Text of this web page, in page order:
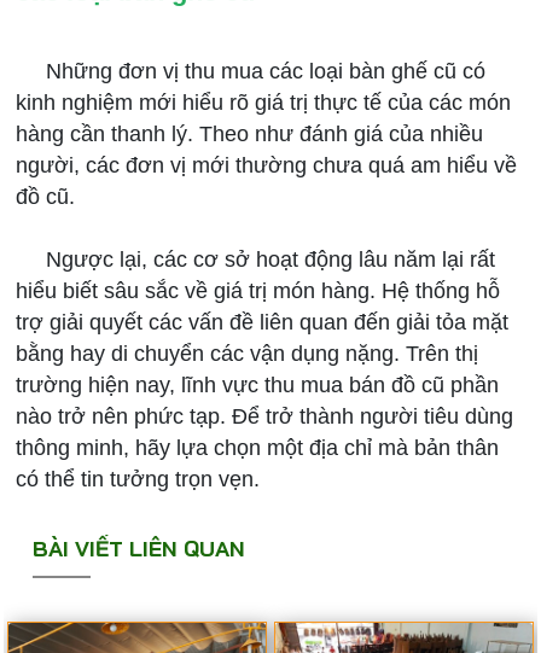
Những đơn vị thu mua các loại bàn ghế cũ có
kinh nghiệm mới hiểu rõ giá trị thực tế của các món
hàng cần thanh lý. Theo như đánh giá của nhiều
người, các đơn vị mới thường chưa quá am hiểu về
đồ cũ.
Ngược lại, các cơ sở hoạt động lâu năm lại rất
hiểu biết sâu sắc về giá trị món hàng. Hệ thống hỗ
trợ giải quyết các vấn đề liên quan đến giải tỏa mặt
bằng hay di chuyển các vận dụng nặng. Trên thị
trường hiện nay, lĩnh vực thu mua bán đồ cũ phần
nào trở nên phức tạp. Để trở thành người tiêu dùng
thông minh, hãy lựa chọn một địa chỉ mà bản thân
có thể tin tưởng trọn vẹn.
BÀI VIẾT LIÊN QUAN